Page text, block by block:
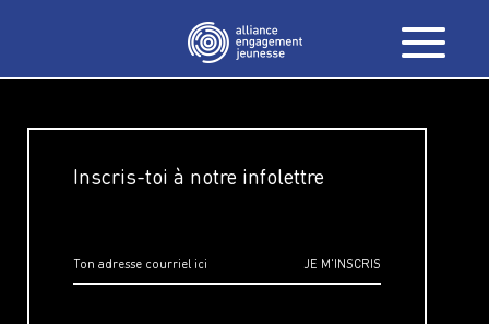
Inscris-toi à notre infolettre